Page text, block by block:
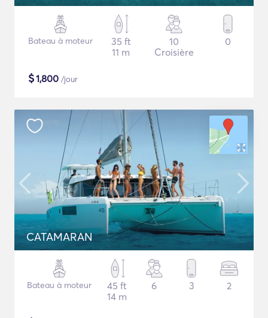
Bateau à moteur
35 ft
11 m
10
Croisière
0
$1,800 /jour
CATAMARAN
Bateau à moteur
45 ft
14 m
6 3 2